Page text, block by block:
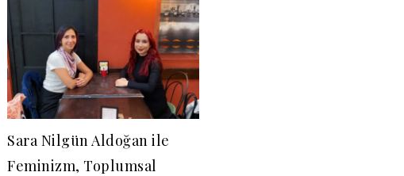
Sara Nilgün Aldoğan ile
Feminizm, Toplumsal